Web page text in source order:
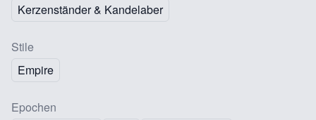
Kerzenständer & Kandelaber
Stile
Empire
Epochen